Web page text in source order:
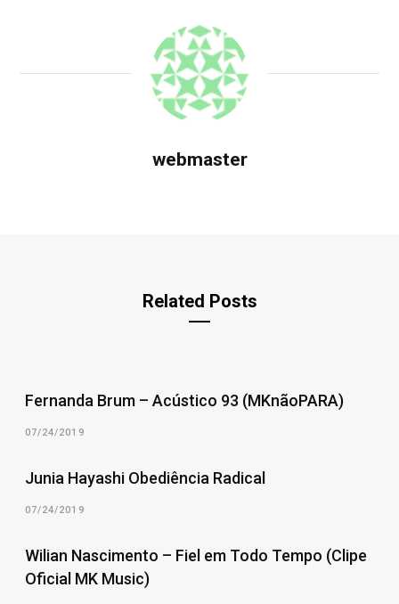
webmaster
Related Posts
Fernanda Brum – Acústico 93 (MKnãoPARA)
07/24/2019
Junia Hayashi Obediência Radical
07/24/2019
Wilian Nascimento – Fiel em Todo Tempo (Clipe
Oficial MK Music)